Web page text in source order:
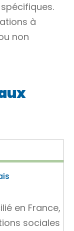
à
non
en France,
sociales